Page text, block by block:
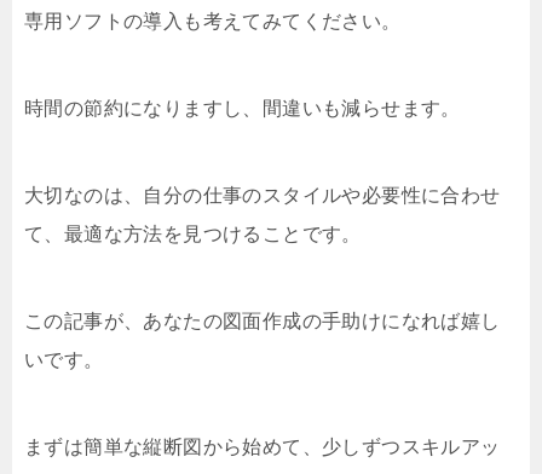
専用ソフトの導入も考えてみてください。
時間の節約になりますし、間違いも減らせます。
大切なのは、自分の仕事のスタイルや必要性に合わせ
て、最適な方法を見つけることです。
この記事が、あなたの図面作成の手助けになれば嬉し
いです。
まずは簡単な縦断図から始めて、少しずつスキルアッ